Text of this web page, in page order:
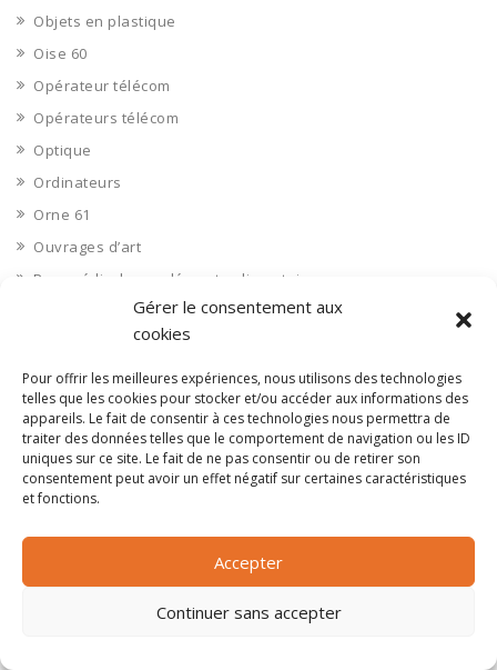
Gérer le consentement aux
cookies
Pour offrir les meilleures expériences, nous utilisons des technologies
telles que les cookies pour stocker et/ou accéder aux informations des
appareils. Le fait de consentir à ces technologies nous permettra de
traiter des données telles que le comportement de navigation ou les ID
uniques sur ce site. Le fait de ne pas consentir ou de retirer son
consentement peut avoir un effet négatif sur certaines caractéristiques
et fonctions.
Accepter
Continuer sans accepter
Objets en plastique
Oise 60
Opérateur télécom
Opérateurs télécom
Optique
Ordinateurs
Orne 61
Ouvrages d’art
Paramédical, compléments alimentaires
Pas de Calais 62
Pêche
Petite distribution
Pétrole
Pharmaceutique, médicaments
Pharmacie et vente d'articles médicaux
Photos